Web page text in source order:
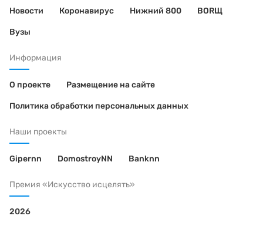
Новости Коронавирус Нижний 800 BORЩ
Вузы
Информация
О проекте Размещение на сайте
Политика обработки персональных данных
Наши проекты
Gipernn DomostroyNN Banknn
Премия «Искусство исцелять»
2026